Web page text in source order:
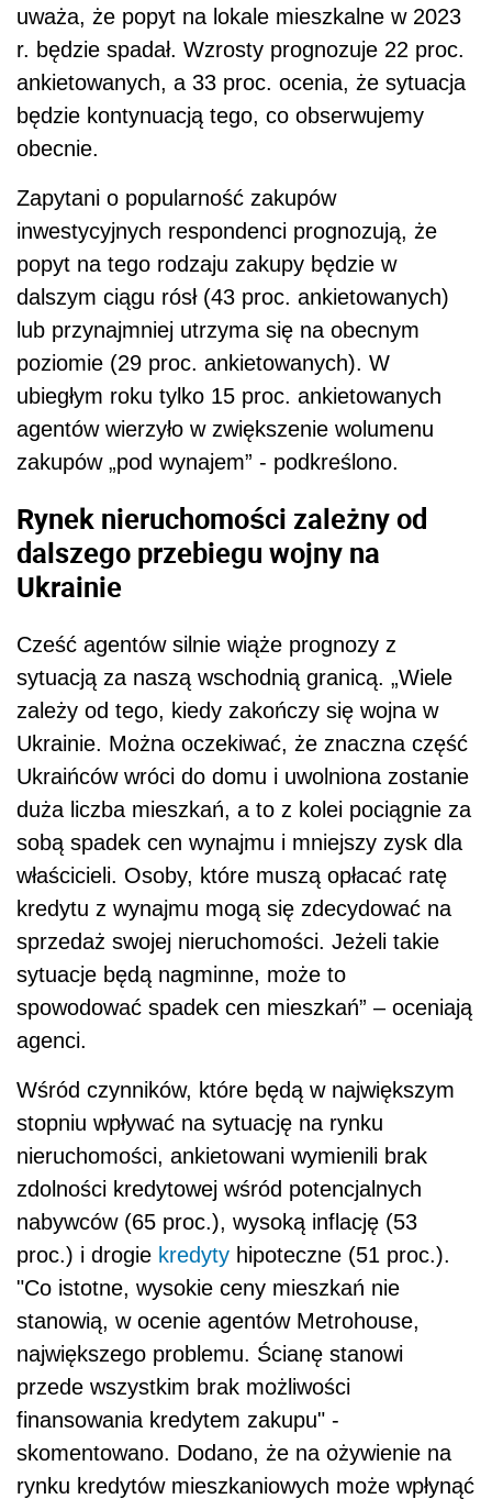
uważa, że popyt na lokale mieszkalne w 2023
r. będzie spadał. Wzrosty prognozuje 22 proc.
ankietowanych, a 33 proc. ocenia, że sytuacja
będzie kontynuacją tego, co obserwujemy
obecnie.
Zapytani o popularność zakupów
inwestycyjnych respondenci prognozują, że
popyt na tego rodzaju zakupy będzie w
dalszym ciągu rósł (43 proc. ankietowanych)
lub przynajmniej utrzyma się na obecnym
poziomie (29 proc. ankietowanych). W
ubiegłym roku tylko 15 proc. ankietowanych
agentów wierzyło w zwiększenie wolumenu
zakupów „pod wynajem” - podkreślono.
Rynek nieruchomości zależny od
dalszego przebiegu wojny na
Ukrainie
Cześć agentów silnie wiąże prognozy z
sytuacją za naszą wschodnią granicą. „Wiele
zależy od tego, kiedy zakończy się wojna w
Ukrainie. Można oczekiwać, że znaczna część
Ukraińców wróci do domu i uwolniona zostanie
duża liczba mieszkań, a to z kolei pociągnie za
sobą spadek cen wynajmu i mniejszy zysk dla
właścicieli. Osoby, które muszą opłacać ratę
kredytu z wynajmu mogą się zdecydować na
sprzedaż swojej nieruchomości. Jeżeli takie
sytuacje będą nagminne, może to
spowodować spadek cen mieszkań” – oceniają
agenci.
Wśród czynników, które będą w największym
stopniu wpływać na sytuację na rynku
nieruchomości, ankietowani wymienili brak
zdolności kredytowej wśród potencjalnych
nabywców (65 proc.), wysoką inflację (53
proc.) i drogie kredyty hipoteczne (51 proc.).
"Co istotne, wysokie ceny mieszkań nie
stanowią, w ocenie agentów Metrohouse,
największego problemu. Ścianę stanowi
przede wszystkim brak możliwości
finansowania kredytem zakupu" -
skomentowano. Dodano, że na ożywienie na
rynku kredytów mieszkaniowych może wpłynąć